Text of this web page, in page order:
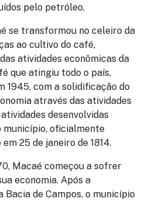
pelo petróleo.
se transformou no celeiro da
ao cultivo do café,
atividades econômicas da
que atingiu todo o país,
1945, com a solidificação do
através das atividades
desenvolvidas
oficialmente
25 de janeiro de 1814.
Macaé começou a sofrer
economia. Após a
de Campos, o município